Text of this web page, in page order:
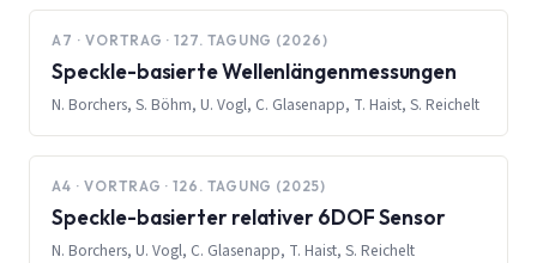
A7 · VORTRAG · 127. TAGUNG (2026)
Speckle-basierte Wellenlängenmessungen
N. Borchers, S. Böhm, U. Vogl, C. Glasenapp, T. Haist, S. Reichelt
A4 · VORTRAG · 126. TAGUNG (2025)
Speckle-basierter relativer 6DOF Sensor
N. Borchers, U. Vogl, C. Glasenapp, T. Haist, S. Reichelt